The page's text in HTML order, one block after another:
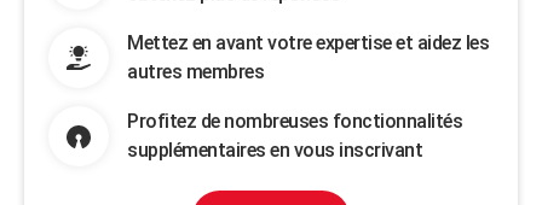
Mettez en avant votre expertise et aidez les
autres membres
Profitez de nombreuses fonctionnalités
supplémentaires en vous inscrivant